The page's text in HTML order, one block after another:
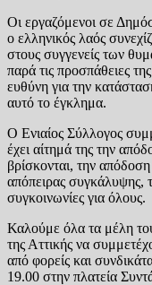
Οι εργαζόμενοι σε
ο ελληνικός λαός
στους συγγενείς των
παρά τις προσπάθειες
ευθύνη για την
αυτό το έγκλημα.
Ο Ενιαίος Σύλλογος
έχει αίτημά της την
βρίσκονται, την
απόπειρας συγκάλυψης,
συγκοινωνίες για όλους.
Καλούμε όλα τα μέλη
της Αττικής να
από φορείς και
19.00 στην πλατεία